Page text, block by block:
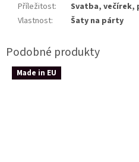
Příležitost:
Svatba, večírek,
Vlastnost: Šaty na párty
Made in EU